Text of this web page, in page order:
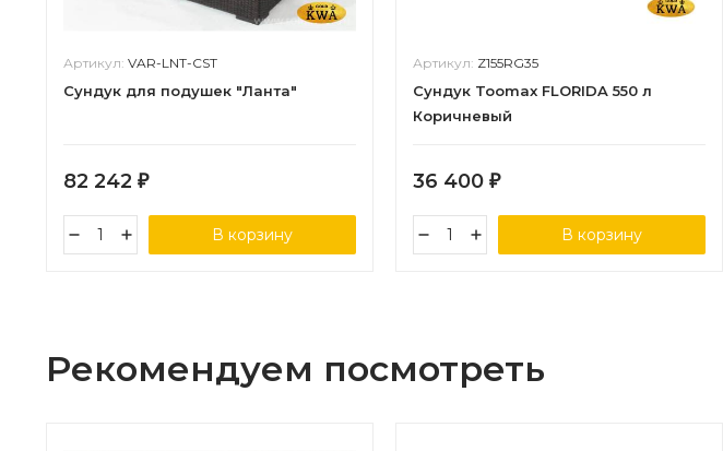
Артикул: VAR-LNT-CST
Сундук для подушек "Ланта"
82 242 ₽
В корзину
Артикул: Z155RG35
Сундук Toomax FLORIDA 550 л
Коричневый
36 400 ₽
В корзину
Рекомендуем посмотреть